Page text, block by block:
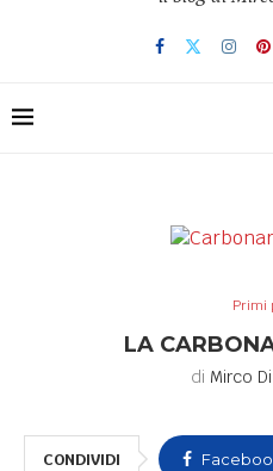
Primi
LA
di Mirco
CONDIVIDI